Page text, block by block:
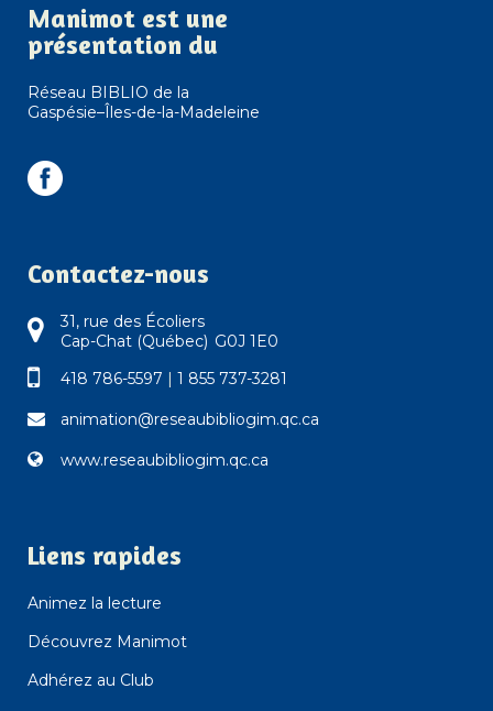
Manimot est une
présentation du
Réseau BIBLIO de la
Gaspésie–Îles-de-la-Madeleine
Contactez-nous
31, rue des Écoliers
Cap-Chat (Québec) G0J 1E0
418 786-5597 | 1 855 737-3281
animation@reseaubibliogim.qc.ca
www.reseaubibliogim.qc.ca
Liens rapides
Animez la lecture
Découvrez Manimot
Adhérez au Club